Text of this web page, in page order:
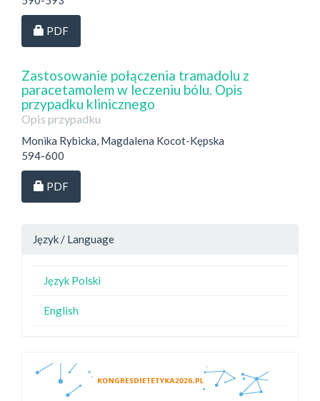
Dostęp przez subskrypcję
PDF
Zastosowanie połączenia tramadolu z
paracetamolem w leczeniu bólu. Opis
przypadku klinicznego
Opis przypadku
Monika Rybicka, Magdalena Kocot-Kępska
594-600
Dostęp przez subskrypcję
PDF
Język / Language
Język Polski
English